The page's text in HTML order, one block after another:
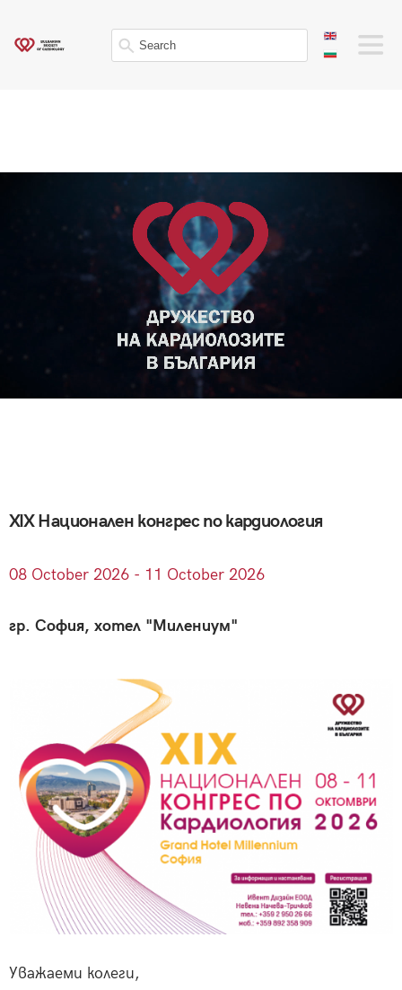
XIX Национален конгрес по кардиология
08 October 2026 - 11 October 2026
гр. София, хотел "Милениум"
Уважаеми колеги,